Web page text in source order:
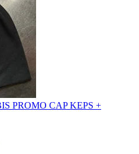
PROMO CAP KEPS +